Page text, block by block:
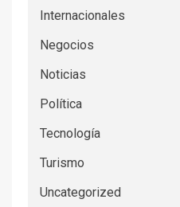
Internacionales
Negocios
Noticias
Política
Tecnología
Turismo
Uncategorized